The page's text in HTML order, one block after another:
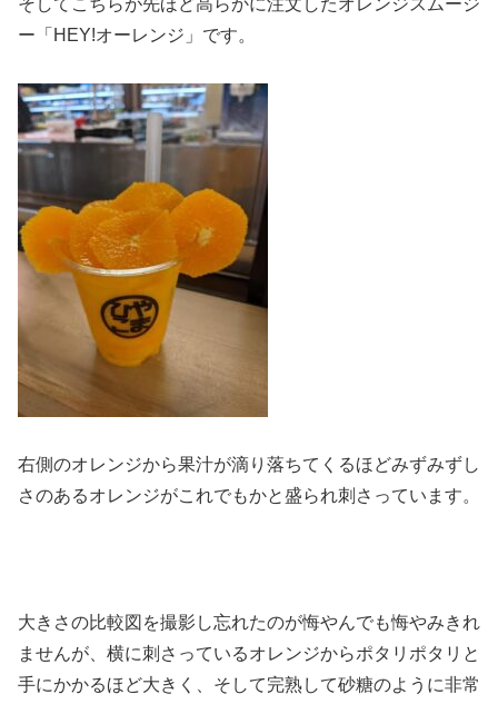
そしてこちらが先ほど高らかに注文したオレンジスムージ
ー「HEY!オーレンジ」です。
右側のオレンジから果汁が滴り落ちてくるほどみずみずし
さのあるオレンジがこれでもかと盛られ刺さっています。
大きさの比較図を撮影し忘れたのが悔やんでも悔やみきれ
ませんが、横に刺さっているオレンジからポタリポタリと
手にかかるほど大きく、そして完熟して砂糖のように非常